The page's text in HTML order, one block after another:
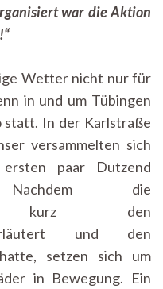
gegen
war die Aktion
Wetter nicht nur für
in und um Tübingen
statt. In der Karlstraße
versammelten sich
paar Dutzend
Nachdem die
kurz den
erläutert und den
setzen sich um
in Bewegung. Ein